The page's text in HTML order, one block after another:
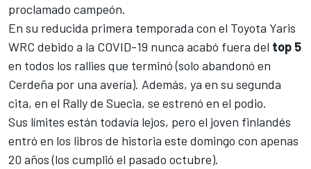
proclamado campeón.
En su reducida primera temporada con el Toyota Yaris
WRC debido a la COVID-19 nunca acabó fuera del top 5
en todos los rallies que terminó (solo abandonó en
Cerdeña por una avería). Además, ya en su segunda
cita, en el Rally de Suecia, se estrenó en el podio.
Sus límites están todavía lejos, pero el joven finlandés
entró en los libros de historia este domingo con apenas
20 años (los cumplió el pasado octubre).